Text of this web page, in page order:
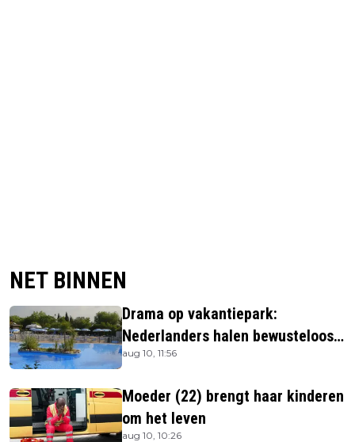
NET BINNEN
Drama op vakantiepark:
Nederlanders halen bewusteloos
kind (4) uit zwembad
aug 10, 11:56
Moeder (22) brengt haar kinderen
om het leven
aug 10, 10:26